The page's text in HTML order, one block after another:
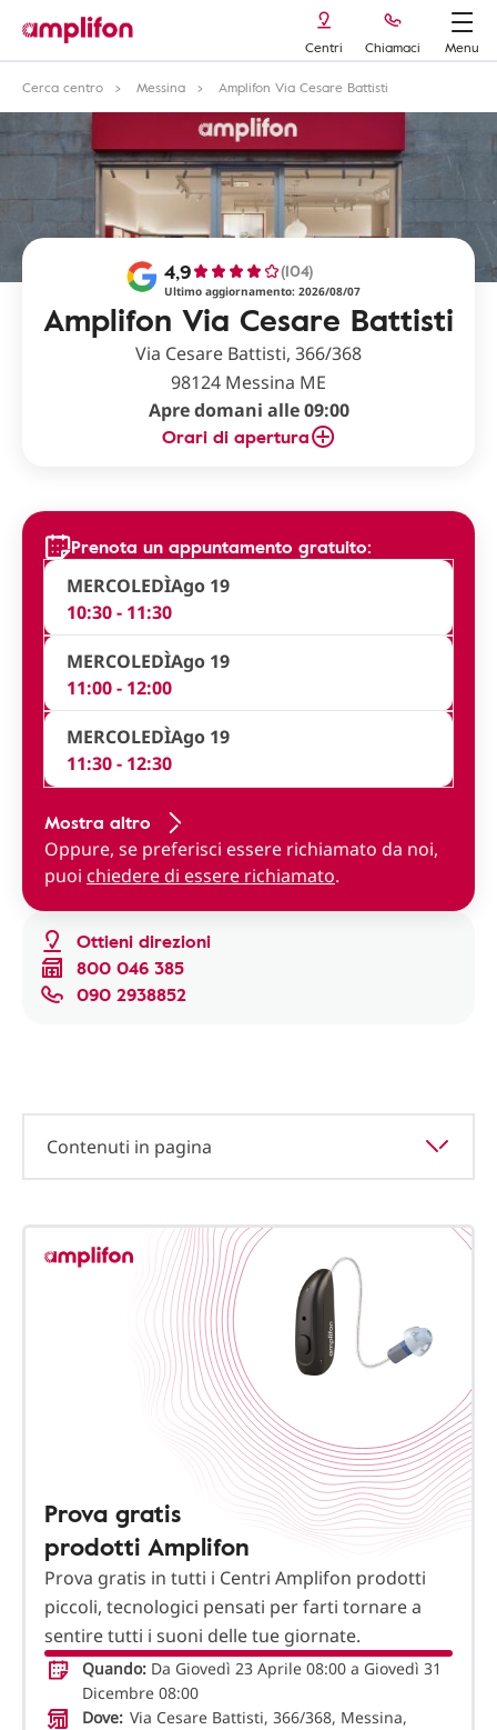
Centri Chiamaci
Menu
Cerca centro
Messina Amplifon Via Cesare Battisti
Amplifon Via Cesare Battisti
4,9 (104)
Ultimo aggiornamento: 2026/08/07
Via Cesare Battisti, 366/368
98124 Messina ME
Apre domani alle 09:00
Orari di apertura
Ottieni direzioni
800 046 385
090 2938852
Prenota un appuntamento gratuito:
MERCOLEDÌAgo 19
10:30 - 11:30
MERCOLEDÌAgo 19
11:00 - 12:00
MERCOLEDÌAgo 19
11:30 - 12:30
Mostra altro
Oppure, se preferisci essere richiamato da noi,
puoi chiedere di essere richiamato.
Contenuti in pagina
Prova gratis
prodotti Amplifon
Prova gratis in tutti i Centri Amplifon prodotti
piccoli, tecnologici pensati per farti tornare a
sentire tutti i suoni delle tue giornate.
Quando: Da Giovedì 23 Aprile 08:00 a Giovedì 31
Dicembre 08:00
Dove: Via Cesare Battisti, 366/368, Messina,